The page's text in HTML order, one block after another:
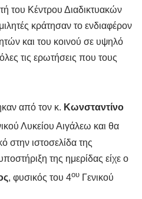
του Κέντρου Διαδικτυακών
κράτησαν το ενδιαφέρον
και του κοινού σε υψηλό
τις ερωτήσεις που τους
από τον κ. Κωνσταντίνο
Λυκείου Αιγάλεω και θα
στην ιστοσελίδα της
της ημερίδας είχε ο
, φυσικός του 4ου Γενικού